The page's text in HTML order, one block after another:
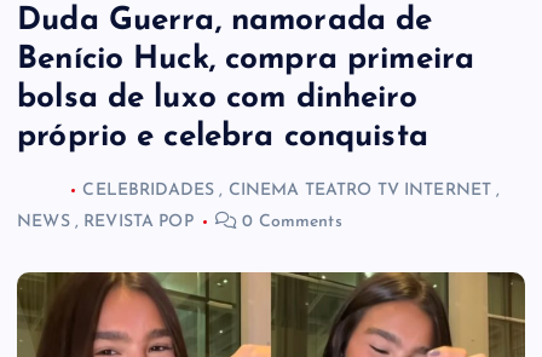
Duda Guerra, namorada de
Benício Huck, compra primeira
bolsa de luxo com dinheiro
próprio e celebra conquista
CELEBRIDADES , CINEMA TEATRO TV INTERNET ,
NEWS, REVISTA POP 0 Comments